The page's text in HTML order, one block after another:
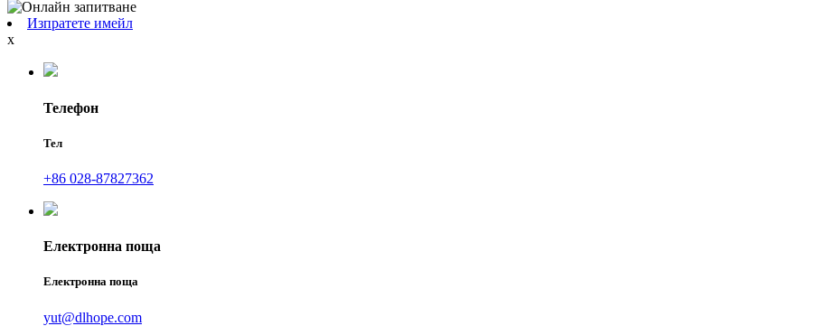
Изпратете имейл
x
Телефон
Тел
+86 028-87827362
Електронна поща
Електронна поща
yut@dlhope.com